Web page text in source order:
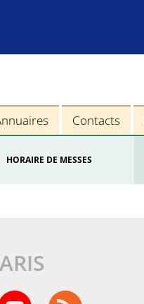
Contacts
HORAIRE DE MESSES